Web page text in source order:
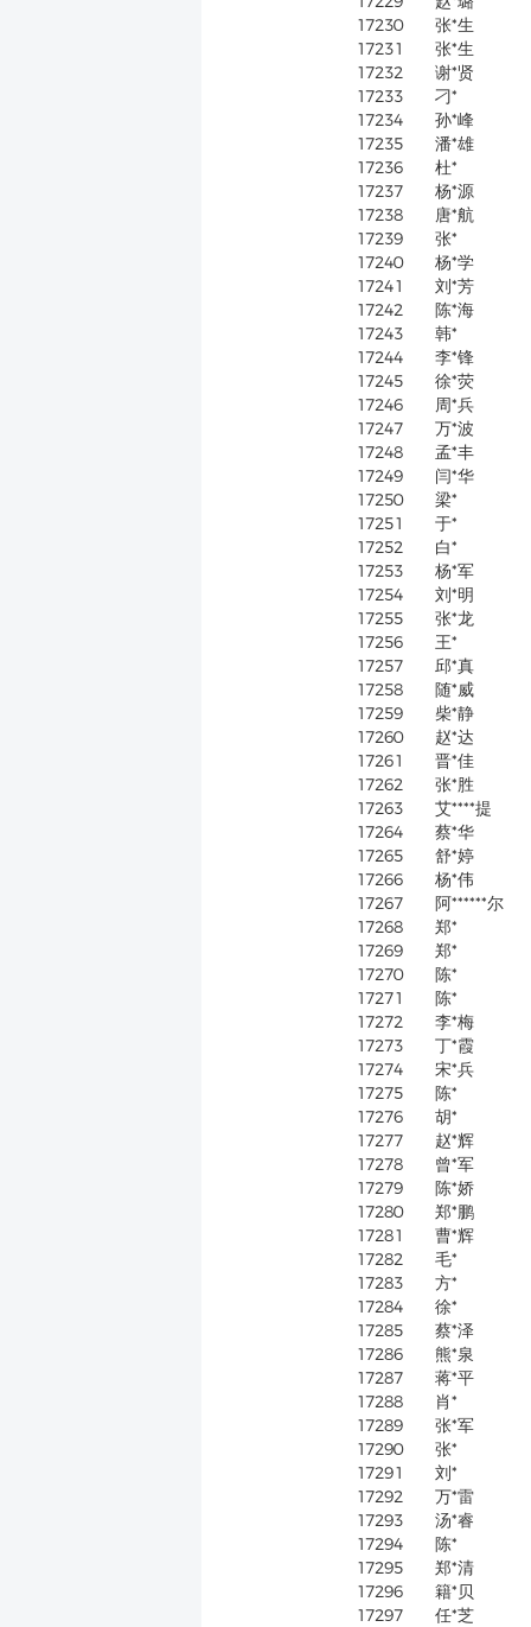
17230
张*生
17231
张*生
17232
谢*贤
17233
刁*
17234
孙*峰
17235
潘*雄
17236
杜*
17237
杨*源
17238
唐*航
17239
张*
17240
杨*学
17241
刘*芳
17242
陈*海
17243
韩*
17244
李*锋
17245
徐*荧
17246
周*兵
17247
万*波
17248
孟*丰
17249
闫*华
17250
梁*
17251
于*
17252
白*
17253
杨*军
17254
刘*明
17255
张*龙
17256
王*
17257
邱*真
17258
随*威
17259
柴*静
17260
赵*达
17261
晋*佳
17262
张*胜
17263
艾****提
17264
蔡*华
17265
舒*婷
17266
杨*伟
17267
阿******尔
17268
郑*
17269
郑*
17270
陈*
17271
陈*
17272
李*梅
17273
丁*霞
17274
宋*兵
17275
陈*
17276
胡*
17277
赵*辉
17278
曾*军
17279
陈*娇
17280
郑*鹏
17281
曹*辉
17282
毛*
17283
方*
17284
徐*
17285
蔡*泽
17286
熊*泉
17287
蒋*平
17288
肖*
17289
张*军
17290
张*
17291
刘*
17292
万*雷
17293
汤*睿
17294
陈*
17295
郑*清
17296
籍*贝
17297
任*芝